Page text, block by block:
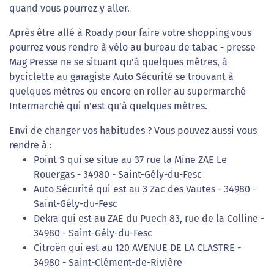
quand vous pourrez y aller.
Après être allé à Roady pour faire votre shopping vous
pourrez vous rendre à vélo au bureau de tabac - presse
Mag Presse ne se situant qu'à quelques mètres, à
byciclette au garagiste Auto Sécurité se trouvant à
quelques mètres ou encore en roller au supermarché
Intermarché qui n'est qu'à quelques mètres.
Envi de changer vos habitudes ? Vous pouvez aussi vous
rendre à :
Point S qui se situe au 37 rue la Mine ZAE Le
Rouergas - 34980 - Saint-Gély-du-Fesc
Auto Sécurité qui est au 3 Zac des Vautes - 34980 -
Saint-Gély-du-Fesc
Dekra qui est au ZAE du Puech 83, rue de la Colline -
34980 - Saint-Gély-du-Fesc
Citroën qui est au 120 AVENUE DE LA CLASTRE -
34980 - Saint-Clément-de-Rivière